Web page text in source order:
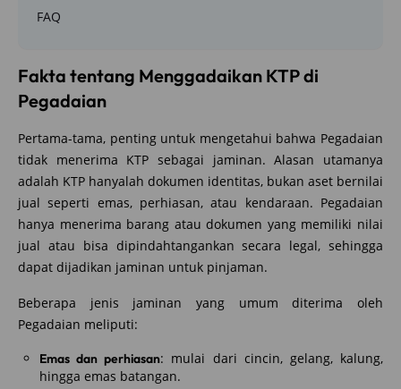
FAQ
Fakta tentang Menggadaikan KTP di
Pegadaian
Pertama-tama, penting untuk mengetahui bahwa Pegadaian
tidak menerima KTP sebagai jaminan. Alasan utamanya
adalah KTP hanyalah dokumen identitas, bukan aset bernilai
jual seperti emas, perhiasan, atau kendaraan. Pegadaian
hanya menerima barang atau dokumen yang memiliki nilai
jual atau bisa dipindahtangankan secara legal, sehingga
dapat dijadikan jaminan untuk pinjaman.
Beberapa jenis jaminan yang umum diterima oleh
Pegadaian meliputi:
Emas dan perhiasan: mulai dari cincin, gelang, kalung,
hingga emas batangan.